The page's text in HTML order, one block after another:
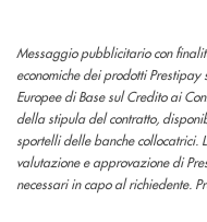
Messaggio pubblicitario con
economiche dei prodotti
Europee di Base sul Credito ai
della stipula del contratto,
sportelli delle banche collocatrici.
valutazione e approvazione di
necessari in capo al richiedente.